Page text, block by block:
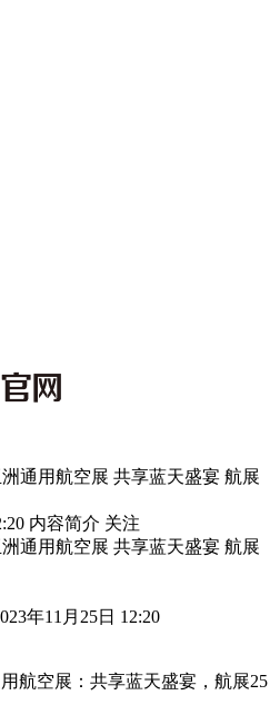
通用航空展 共享蓝天盛宴 航展
内容简介 关注
通用航空展 共享蓝天盛宴 航展
年11月25日 12:20
航空展：共享蓝天盛宴，航展25